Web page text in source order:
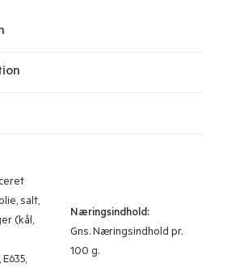
salt,
(kål,
Næringsindhold:
Gns. Næringsindhold pr.
100 g.